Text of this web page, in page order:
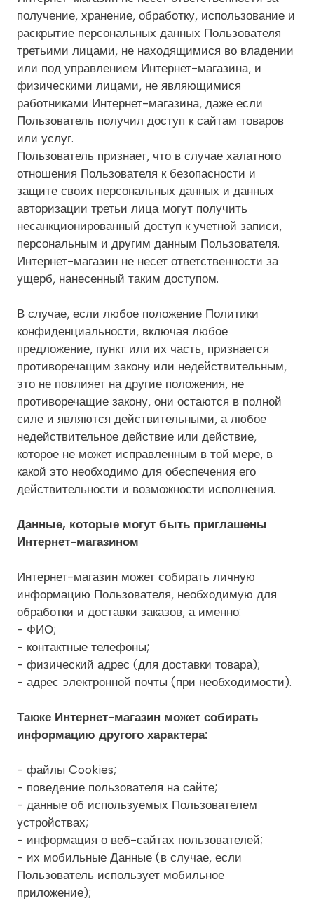
получение, хранение, обработку, использование и
раскрытие персональных данных Пользователя
третьими лицами, не находящимися во владении
или под управлением Интернет-магазина, и
физическими лицами, не являющимися
работниками Интернет-магазина, даже если
Пользователь получил доступ к сайтам товаров
или услуг.
Пользователь признает, что в случае халатного
отношения Пользователя к безопасности и
защите своих персональных данных и данных
авторизации третьи лица могут получить
несанкционированный доступ к учетной записи,
персональным и другим данным Пользователя.
Интернет-магазин не несет ответственности за
ущерб, нанесенный таким доступом.
В случае, если любое положение Политики
конфиденциальности, включая любое
предложение, пункт или их часть, признается
противоречащим закону или недействительным,
это не повлияет на другие положения, не
противоречащие закону, они остаются в полной
силе и являются действительными, а любое
недействительное действие или действие,
которое не может исправленным в той мере, в
какой это необходимо для обеспечения его
действительности и возможности исполнения.
Данные, которые могут быть приглашены
Интернет-магазином
Интернет-магазин может собирать личную
информацию Пользователя, необходимую для
обработки и доставки заказов, а именно:
- ФИО;
- контактные телефоны;
- физический адрес (для доставки товара);
- адрес электронной почты (при необходимости).
Также Интернет-магазин может собирать
информацию другого характера:
- файлы Cookies;
- поведение пользователя на сайте;
- данные об используемых Пользователем
устройствах;
- информация о веб-сайтах пользователей;
- их мобильные Данные (в случае, если
Пользователь использует мобильное
приложение);